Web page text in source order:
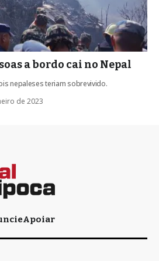
a bordo cai no Nepal
nepaleses teriam sobrevivido.
de 2023
Apoiar